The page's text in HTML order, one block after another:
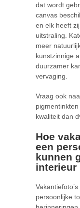
dat wordt
canvas
en elk heeft
uitstraling.
meer
kunstzinnige
duurzamer
vervaging.
Vraag ook
kwaliteit dan
Hoe
een
kunnen
interieur
persoonlijke